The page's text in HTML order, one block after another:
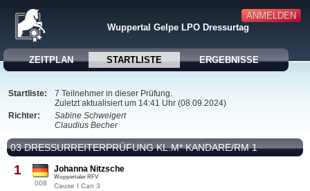
ANMELDEN
Wuppertal Gelpe LPO Dressurtag
ZEITPLAN STARTLISTE ERGEBNISSE
Startliste:
7 Teilnehmer in dieser Prüfung.
Zuletzt aktualisiert um 14:41 Uhr (08.09.2024)
Richter:
Sabine Schweigert
Claudius Becher
03 DRESSURREITERPRÜFUNG KL.M* KANDARE/RM 1
1
008
Johanna Nitzsche
Wuppertaler RFV
Cause I Can 3